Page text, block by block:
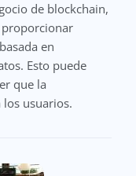
de blockchain,
proporcionar
en
Esto puede
que la
los usuarios.